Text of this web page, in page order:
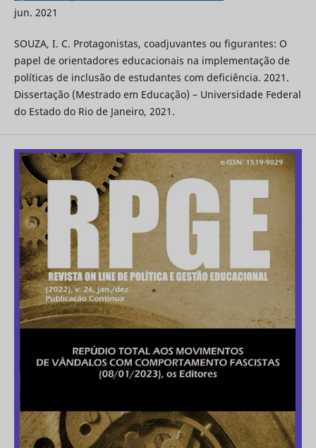
jun. 2021
SOUZA, I. C. Protagonistas, coadjuvantes ou figurantes: O
papel de orientadores educacionais na implementação de
políticas de inclusão de estudantes com deficiência. 2021.
Dissertação (Mestrado em Educação) – Universidade Federal
do Estado do Rio de Janeiro, 2021.